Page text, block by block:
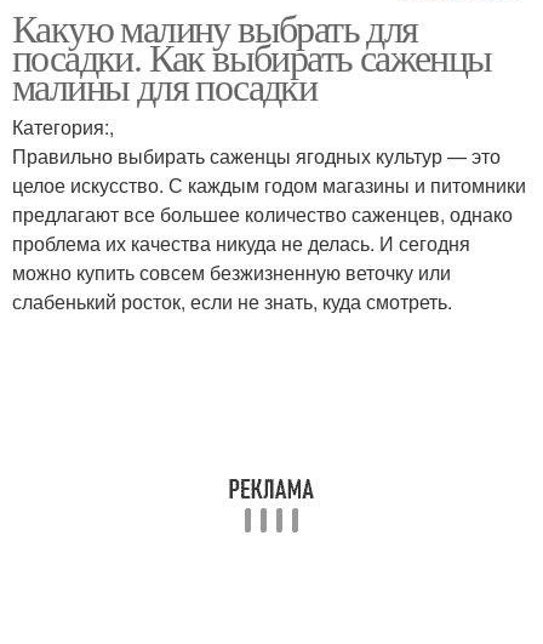
Ранние сорта Необычные сорта
Ультраскороспелые
сорта
Урожайные сорта
Мясистые сорта Низкорослые сорта
Какую малину выбрать для
посадки. Как выбирать саженцы
малины для посадки
Категория:,
Правильно выбирать саженцы ягодных культур — это
целое искусство. С каждым годом магазины и питомники
предлагают все большее количество саженцев, однако
проблема их качества никуда не делась. И сегодня
можно купить совсем безжизненную веточку или
слабенький росток, если не знать, куда смотреть.